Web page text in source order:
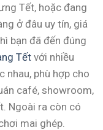
Tết, hoặc đang
ở đâu uy tín, giá
bạn đã đến đúng
Tết với nhiều
nhau, phù hợp cho
café, showroom,
Ngoài ra còn có
mai ghép.